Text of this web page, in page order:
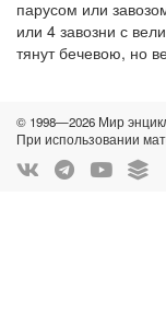
парусом или
или 4 завозни с
тянут бечевою, но
© 1998—2026 Мир
При использовании